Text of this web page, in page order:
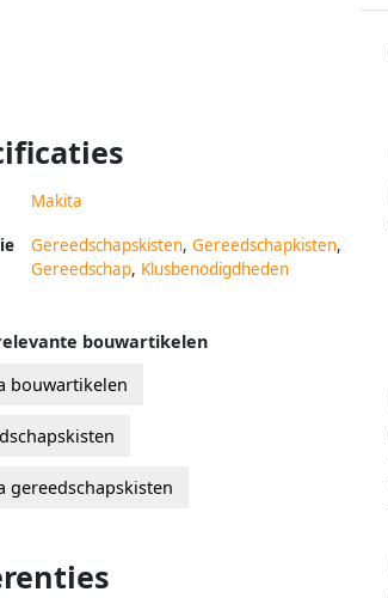
Makita
Gereedschapskisten, Gereedschapkisten,
Gereedschap, Klusbenodigdheden
bouwartikelen
bouwartikelen
gereedschapskisten